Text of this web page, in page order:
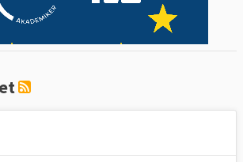
medlemsländerna vid
tillströmningar av migranter,
solidaritet”.
solidaritet ska användas för
kontinuerligt tar emot